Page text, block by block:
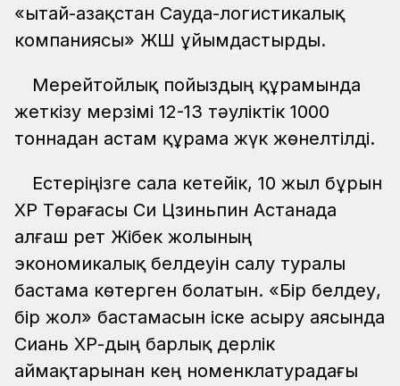
«Қытай-Қазақстан Сауда-логистикалық
компаниясы» ЖШҚ ұйымдастырды.
Мерейтойлық пойыздың құрамында
жеткізу мерзімі 12-13 тәуліктік 1000
тоннадан астам құрама жүк жөнелтілді.
Естеріңізге сала кетейік, 10 жыл бұрын
ҚХР Төрағасы Си Цзиньпин Астанада
алғаш рет Жібек жолының
экономикалық белдеуін салу туралы
бастама көтерген болатын. «Бір белдеу,
бір жол» бастамасын іске асыру аясында
Сиань ҚХР-дың барлық дерлік
аймақтарынан кең номенклатурадағы